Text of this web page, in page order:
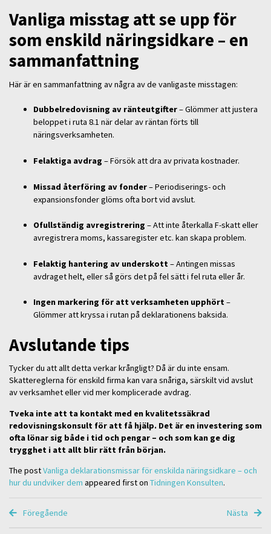
Vanliga misstag att se upp för
som enskild näringsidkare – en
sammanfattning
Här är en sammanfattning av några av de vanligaste misstagen:
Dubbelredovisning av ränteutgifter– Glömmer att justera
beloppet i ruta 8.1 när delar av räntan förts till
näringsverksamheten.
Felaktiga avdrag – Försök att dra av privata kostnader.
Missad återföring av fonder– Periodiserings- och
expansionsfonder glöms ofta bort vid avslut.
Ofullständig avregistrering – Att inte återkalla F-skatt eller
avregistrera moms, kassaregister etc. kan skapa problem.
Felaktig hantering av underskott– Antingen missas
avdraget helt, eller så görs det på fel sätt i fel ruta eller år.
Ingen markering för att verksamheten upphört–
Glömmer att kryssa i rutan på deklarationens baksida.
Avslutande tips
Tycker du att allt detta verkar krångligt? Då är du inte ensam.
Skattereglerna för enskild firma kan vara snåriga, särskilt vid avslut
av verksamhet eller vid mer komplicerade avdrag.
Tveka inte att ta kontakt med en kvalitetssäkrad
redovisningskonsult för att få hjälp. Det är en investering som
ofta lönar sig både i tid och pengar – och som kan ge dig
trygghet i att allt blir rätt från början.
The postVanliga deklarationsmissar för enskilda näringsidkare – och
hur du undviker dem appeared first on Tidningen Konsulten.
Föregående Nästa